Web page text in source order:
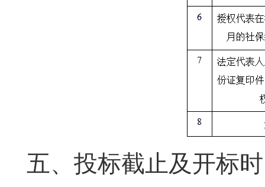
五、投标截止及开标